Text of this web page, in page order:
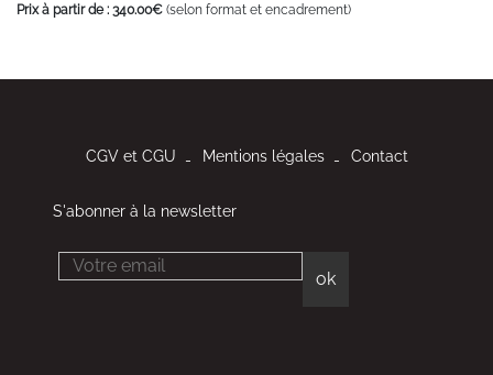
Prix à partir de : 340.00€ (selon format et encadrement)
CGV et CGU Mentions légales Contact
S'abonner à la newsletter